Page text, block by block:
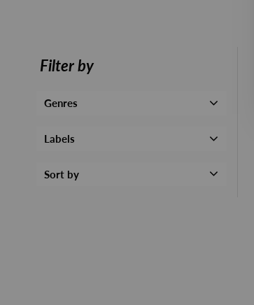
Filter by
Genres
Labels
Sort by